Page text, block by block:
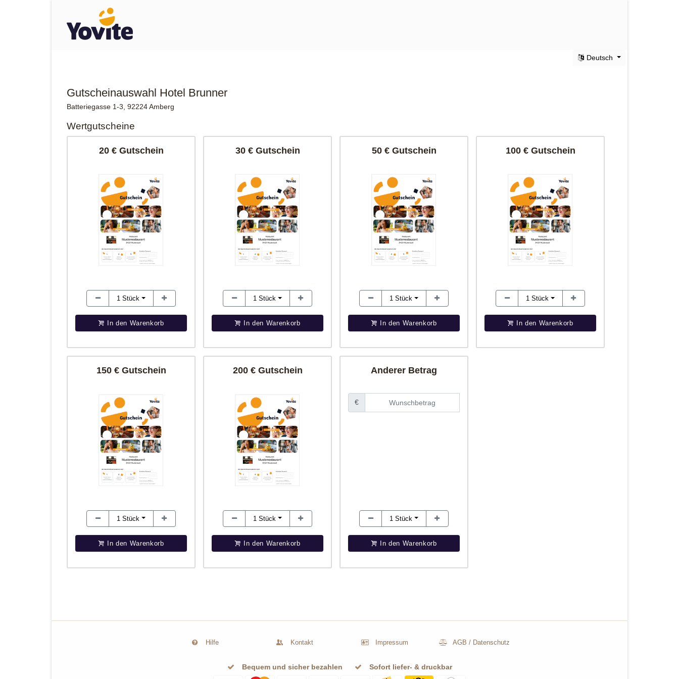
Deutsch
Gutscheinauswahl Hotel Brunner
Batteriegasse 1-3, 92224 Amberg
Wertgutscheine
20 € Gutschein
1Stück
In den Warenkorb
30 € Gutschein
1Stück
In den Warenkorb
50 € Gutschein
1Stück
In den Warenkorb
100 € Gutschein
1Stück
In den Warenkorb
150 € Gutschein
1Stück
In den Warenkorb
200 € Gutschein
1Stück
In den Warenkorb
Anderer Betrag
€
1Stück
In den Warenkorb
Hilfe Kontakt Impressum AGB / Datenschutz
Bequem und sicher bezahlen Sofort liefer- & druckbar